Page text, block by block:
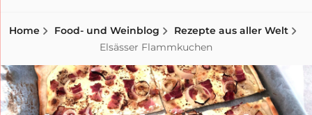
Home Food- und Weinblog
Rezepte aus aller Welt
Elsässer Flammkuchen